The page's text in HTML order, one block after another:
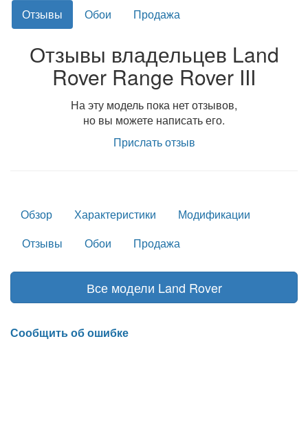
Отзывы
Обои Продажа
Отзывы владельцев Land
Rover Range Rover III
На эту модель пока нет отзывов,
но вы можете написать его.
Прислать отзыв
Обзор Характеристики
Модификации
Отзывы
Обои Продажа
Все модели Land Rover
Сообщить об ошибке